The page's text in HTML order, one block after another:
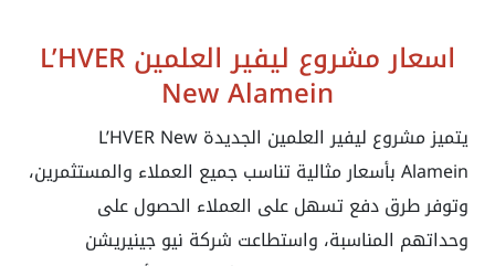
اسعار مشروع ليفير العلمينL’HVER
New Alamein
يتميز مشروع ليفير العلمين الجديدةL’HVER New
Alameinبأسعار مثالية تناسب جميع العملاء والمستثمرين،
وتوفر طرق دفع تسهل على العملاء الحصول على
وحداتهم المناسبة، واستطاعت شركة نيو جينيريشن